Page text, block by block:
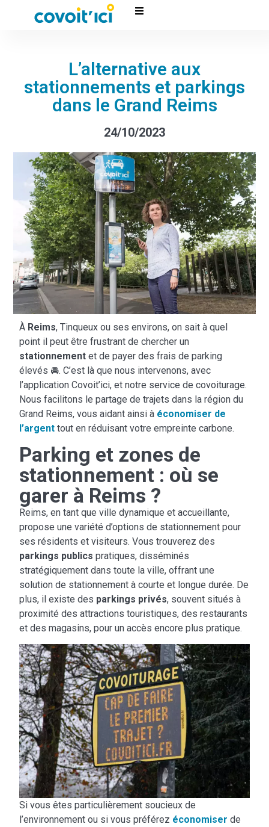
L’alternative aux
stationnements et parkings
dans le Grand Reims
24/10/2023
À Reims, Tinqueux ou ses environs, on sait à quel
point il peut être frustrant de chercher un
stationnement et de payer des frais de parking
élevés 🚘. C’est là que nous intervenons, avec
l’application Covoit’ici, et notre service de covoiturage.
Nous facilitons le partage de trajets dans la région du
Grand Reims, vous aidant ainsi à économiser de
l’argent tout en réduisant votre empreinte carbone.
Parking et zones de
stationnement : où se
garer à Reims ?
Reims, en tant que ville dynamique et accueillante,
propose une variété d’options de stationnement pour
ses résidents et visiteurs. Vous trouverez des
parkings publics pratiques, disséminés
stratégiquement dans toute la ville, offrant une
solution de stationnement à courte et longue durée. De
plus, il existe des parkings privés, souvent situés à
proximité des attractions touristiques, des restaurants
et des magasins, pour un accès encore plus pratique.
Si vous êtes particulièrement soucieux de
l’environnement ou si vous préférez économiser de